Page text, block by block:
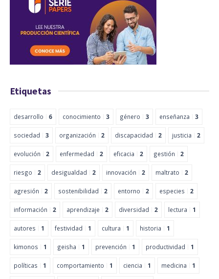
Etiquetas
desarrollo 6 conocimiento 3 género 3 enseñanza 3
sociedad 3 organización 2 discapacidad 2 justicia 2
evolución 2 enfermedad 2 eficacia 2 gestión 2
riesgo 2 desigualdad 2 innovación 2 maltrato 2
agresión 2 sostenibilidad 2 entorno 2 especies 2
información 2 aprendizaje 2 diversidad 2 lectura 1
autores 1 festividad 1 cultura 1 historia 1
kimonos 1 geisha 1 prevención 1 productividad 1
políticas 1 comportamiento 1 ciencia 1 medicina 1